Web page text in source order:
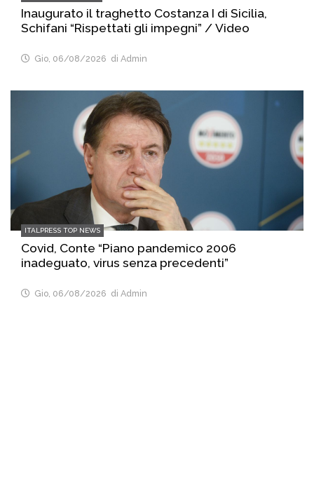
Inaugurato il traghetto Costanza I di Sicilia,
Schifani “Rispettati gli impegni” / Video
Gio, 06/08/2026 di Admin
ITALPRESS TOP NEWS
Covid, Conte “Piano pandemico 2006
inadeguato, virus senza precedenti”
Gio, 06/08/2026 di Admin